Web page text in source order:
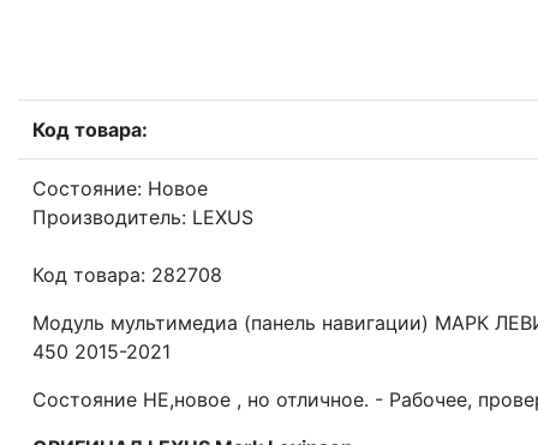
Код товара:
Состояние: Новое
Производитель: LEXUS
Код товара: 282708
Модуль мультимедиа (панель навигации) МАРК
450 2015-2021
Состояние НЕ,новое , но отличное. - Рабочее,